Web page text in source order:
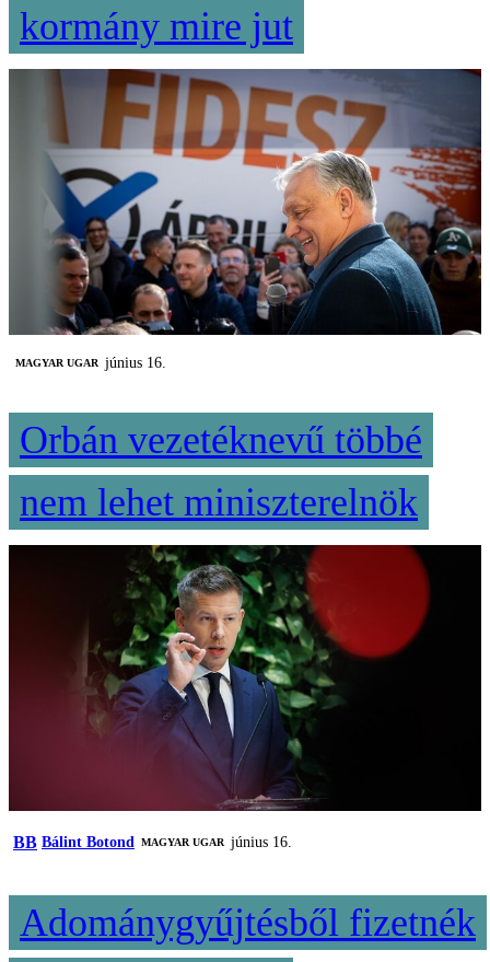
kormány mire jut
MAGYAR UGAR június 16.
Orbán vezetéknevű többé
nem lehet miniszterelnök
BB Bálint Botond MAGYAR UGAR június 16.
Adománygyűjtésből fizetnék